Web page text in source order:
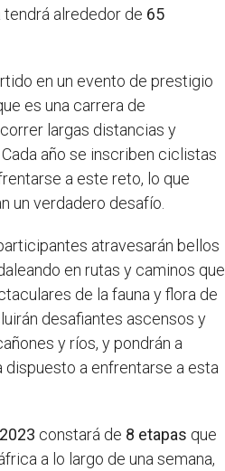
alrededor de 65
en un evento de prestigio
es una carrera de
largas distancias y
año se inscriben ciclistas
a este reto, lo que
un verdadero desafío.
atravesarán bellos
en rutas y caminos que
de la fauna y flora de
desafiantes ascensos y
y ríos, y pondrán a
a enfrentarse a esta
constará de 8 etapas que
a lo largo de una semana,